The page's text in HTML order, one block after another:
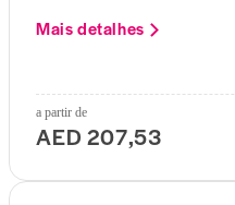
Mais detalhes
a partir de
AED 207,53